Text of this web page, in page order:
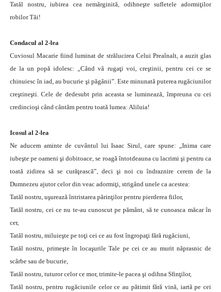
Tatăl nostru, iubirea cea nemărginită, odihneşte sufletele adormiţilor
robilor Tăi!
Condacul al 2-lea
Cuviosul Macarie fiind luminat de strălucirea Celui Preaînalt, a auzit glas
de la un popă idolesc: „Când vă rugaţi voi, creştinii, pentru cei ce se
chinuiesc în iad, au bucurie şi păgânii”. Este minunată puterea rugăciunilor
creştineşti. Cele de dedesubt prin aceasta se luminează, împreuna cu cei
credincioşi când cântăm pentru toată lumea: Aliluia!
Icosul al 2-lea
Ne aducem aminte de cuvântul lui Isaac Sirul, care spune: „Inima care
iubeşte pe oameni şi dobitoace, se roagă întotdeauna cu lacrimi şi pentru ca
toată zidirea să se curăţească”, deci şi noi cu îndraznire cerem de la
Dumnezeu ajutor celor din veac adormiţi, strigând unele ca acestea:
Tatăl nostru, uşurează întristarea părinţilor pentru pierderea fiilor,
Tatăl nostru, cei ce nu te-au cunoscut pe pământ, să te cunoasca măcar în
cer,
Tatăl nostru, miluieşte pe toţi cei ce au fost îngropaţi fără rugăciuni,
Tatăl nostru, primeşte în locaşurile Tale pe cei ce au murit năprasnic de
scârbe sau de bucurie,
Tatăl nostru, tuturor celor ce mor, trimite-le pacea şi odihna Sfinţilor,
Tatăl nostru, pentru rugăciunile celor ce au pătimit fără vină, iartă pe cei